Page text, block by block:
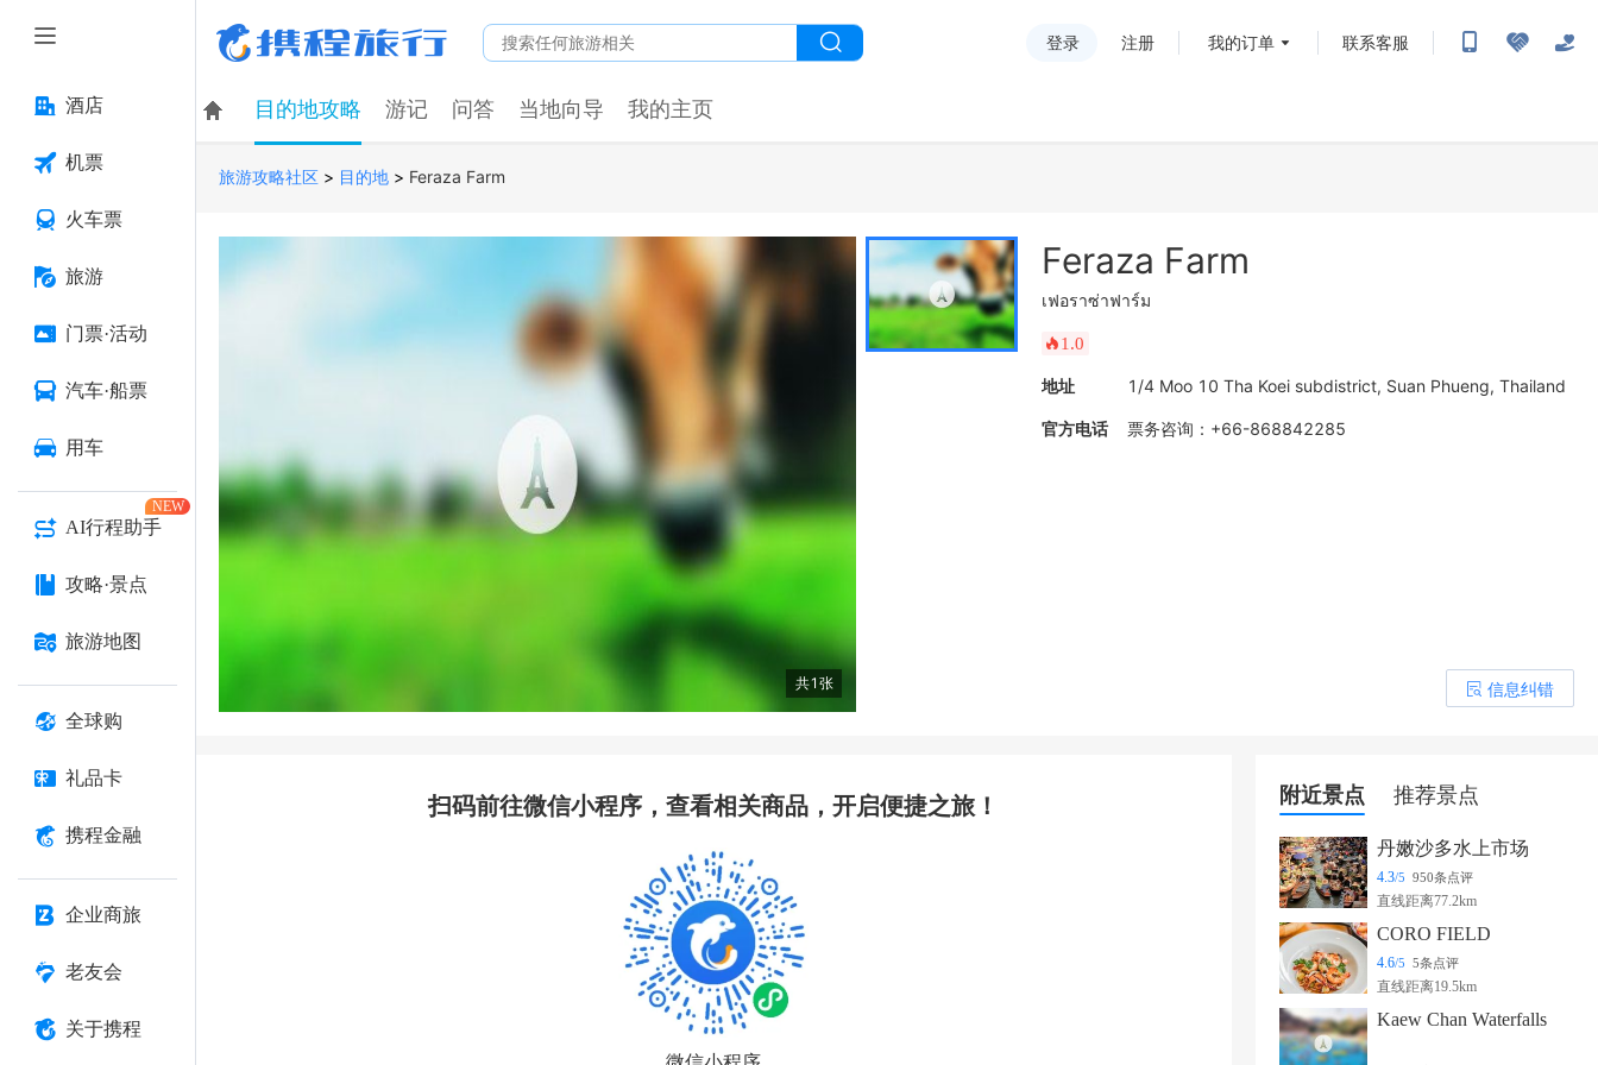
酒店
机票
火车票
旅游
门票·活动
汽车·船票
用车
AI行程助手
NEW
攻略·景点
旅游地图
全球购
礼品卡
携程金融
企业商旅
老友会
关于携程
登录 注册 我的订单 联系客服
目的地攻略 游记 问答 当地向导 我的主页
旅游攻略社区 > 目的地 > Feraza Farm
共1 张
Feraza Farm
เฟอราซ่าฟาร์ม
󰺂 1.0
地址 1/4 Moo 10 Tha Koei subdistrict, Suan Phueng, Thailand
官方电话 票务咨询 ： +66-868842285
󰎒 信息纠错
扫码前往微信小程序，查看相关商品，开启便捷之旅！ 附近景点 推荐景点
丹嫩沙多水上市场
4.3/5 950条点评
直线距离77.2km
CORO FIELD
4.6/5 5条点评
直线距离19.5km
Kaew Chan Waterfalls